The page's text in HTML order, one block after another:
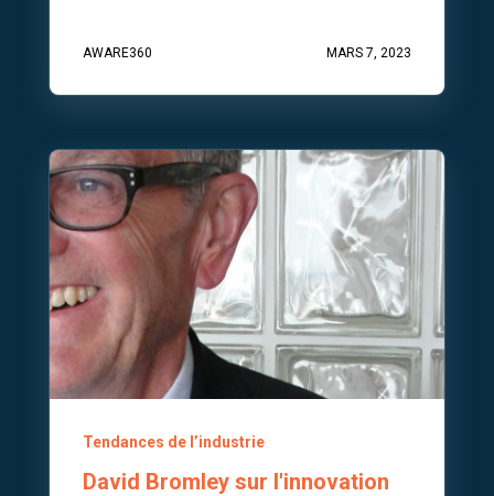
AWARE360 MARS 7, 2023
Tendances de l’industrie
David Bromley sur l'innovation